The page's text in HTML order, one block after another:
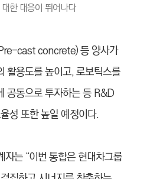
한 대응이 뛰어나다
cast concrete) 등 양사가
활용도를 높이고, 로보틱스를
공동으로 투자하는 등 R&D
성 또한 높일 예정이다.
는 “이번 통합은 현대차그룹